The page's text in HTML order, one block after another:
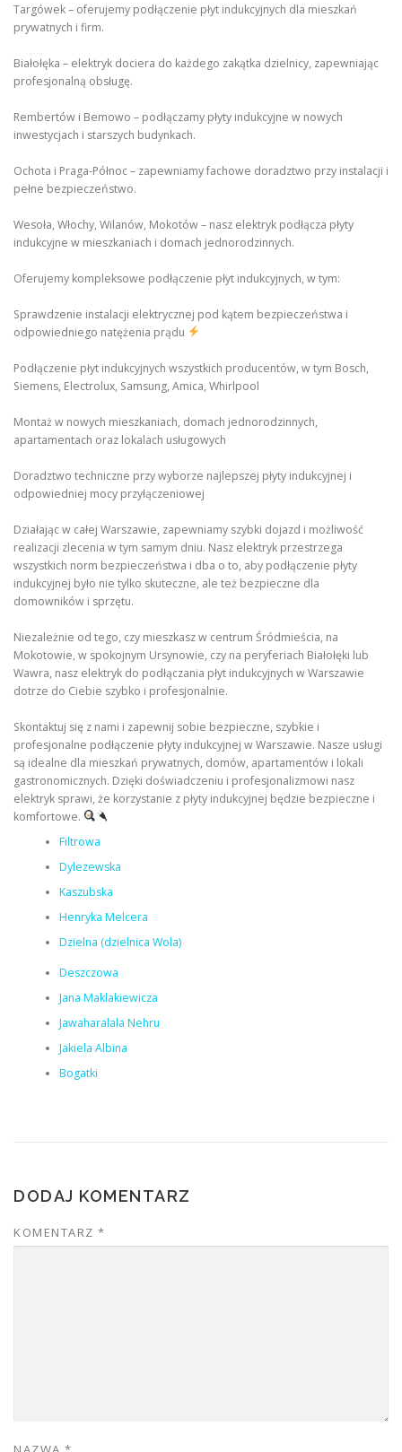
Targówek – oferujemy podłączenie płyt indukcyjnych dla mieszkań
prywatnych i firm.
Białołęka – elektryk dociera do każdego zakątka dzielnicy, zapewniając
profesjonalną obsługę.
Rembertów i Bemowo – podłączamy płyty indukcyjne w nowych
inwestycjach i starszych budynkach.
Ochota i Praga-Północ – zapewniamy fachowe doradztwo przy instalacji i
pełne bezpieczeństwo.
Wesoła, Włochy, Wilanów, Mokotów – nasz elektryk podłącza płyty
indukcyjne w mieszkaniach i domach jednorodzinnych.
Oferujemy kompleksowe podłączenie płyt indukcyjnych, w tym:
Sprawdzenie instalacji elektrycznej pod kątem bezpieczeństwa i
odpowiedniego natężenia prądu
Podłączenie płyt indukcyjnych wszystkich producentów, w tym Bosch,
Siemens, Electrolux, Samsung, Amica, Whirlpool
Montaż w nowych mieszkaniach, domach jednorodzinnych,
apartamentach oraz lokalach usługowych
Doradztwo techniczne przy wyborze najlepszej płyty indukcyjnej i
odpowiedniej mocy przyłączeniowej
Działając w całej Warszawie, zapewniamy szybki dojazd i możliwość
realizacji zlecenia w tym samym dniu. Nasz elektryk przestrzega
wszystkich norm bezpieczeństwa i dba o to, aby podłączenie płyty
indukcyjnej było nie tylko skuteczne, ale też bezpieczne dla
domowników i sprzętu.
Niezależnie od tego, czy mieszkasz w centrum Śródmieścia, na
Mokotowie, w spokojnym Ursynowie, czy na peryferiach Białołęki lub
Wawra, nasz elektryk do podłączania płyt indukcyjnych w Warszawie
dotrze do Ciebie szybko i profesjonalnie.
Skontaktuj się z nami i zapewnij sobie bezpieczne, szybkie i
profesjonalne podłączenie płyty indukcyjnej w Warszawie. Nasze usługi
są idealne dla mieszkań prywatnych, domów, apartamentów i lokali
gastronomicznych. Dzięki doświadczeniu i profesjonalizmowi nasz
elektryk sprawi, że korzystanie z płyty indukcyjnej będzie bezpieczne i
komfortowe.
Filtrowa
Dylezewska
Kaszubska
Henryka Melcera
Dzielna (dzielnica Wola)
Deszczowa
Jana Maklakiewicza
Jawaharalala Nehru
Jakiela Albina
Bogatki
DODAJ KOMENTARZ
KOMENTARZ *